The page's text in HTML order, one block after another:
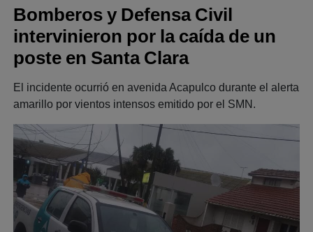
Bomberos y Defensa Civil
intervinieron por la caída de un
poste en Santa Clara
El incidente ocurrió en avenida Acapulco durante el alerta
amarillo por vientos intensos emitido por el SMN.